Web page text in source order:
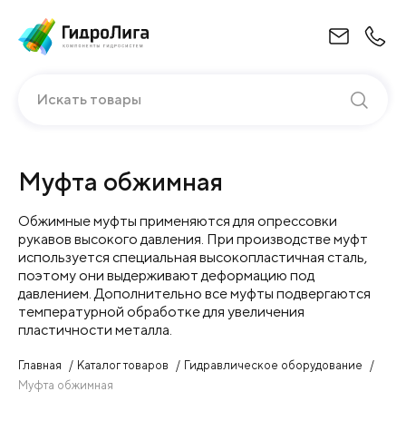
Искать товары
Муфта обжимная
Обжимные муфты применяются для опрессовки
рукавов высокого давления. При производстве муфт
используется специальная высокопластичная сталь,
поэтому они выдерживают деформацию под
давлением. Дополнительно все муфты подвергаются
температурной обработке для увеличения
пластичности металла.
Главная Каталог товаров
Гидравлическое оборудование
Муфта обжимная